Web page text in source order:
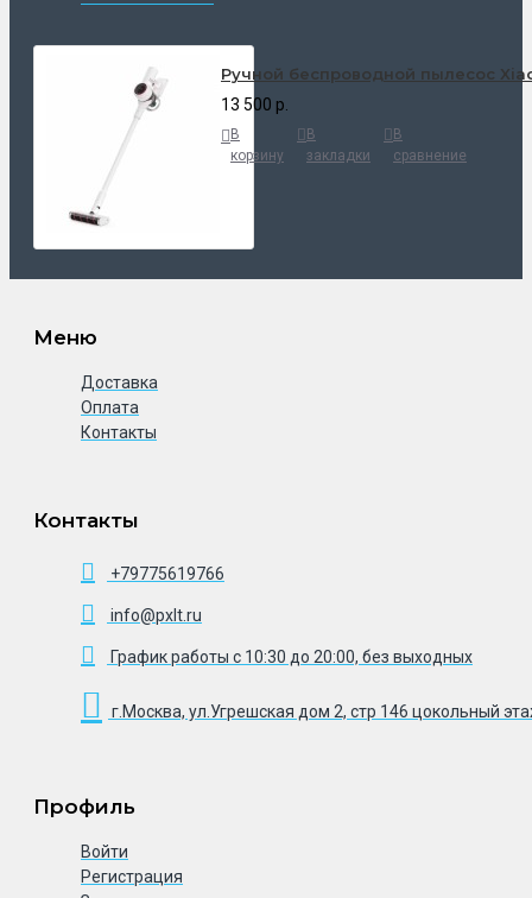
Ручной беспроводной пылесос
13 500 р.
В
корзину
В
закладки
В
сравнение
Меню
Доставка
Оплата
Контакты
Контакты
+79775619766
info@pxlt.ru
График работы с 10:30 до 20:00, без выходных
г.Москва, ул.Угрешская дом 2, стр 146 цокольный
Профиль
Войти
Регистрация